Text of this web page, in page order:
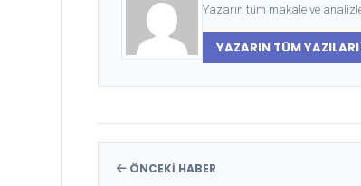
Yazarın tüm makale ve
YAZARIN TÜM YAZILARI
ÖNCEKI HABER